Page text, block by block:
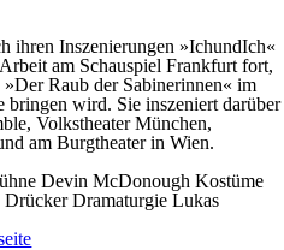
ihren Inszenierungen »IchundIch«
am Schauspiel Frankfurt fort,
Raub der Sabinerinnen« im
bringen wird. Sie inszeniert darüber
Volkstheater München,
am Burgtheater in Wien.
Devin McDonoughKostüme
DrückerDramaturgie Lukas